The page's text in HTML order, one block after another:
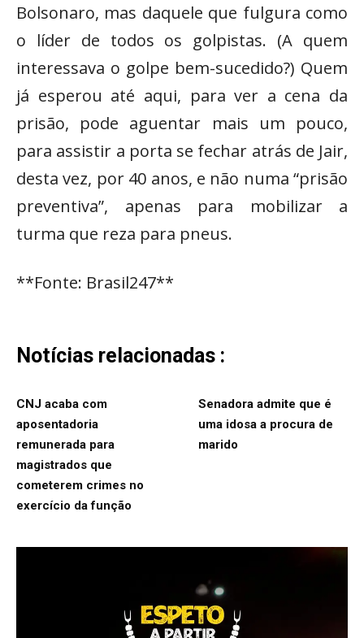
Bolsonaro, mas daquele que fulgura como
o líder de todos os golpistas. (A quem
interessava o golpe bem-sucedido?) Quem
já esperou até aqui, para ver a cena da
prisão, pode aguentar mais um pouco,
para assistir a porta se fechar atrás de Jair,
desta vez, por 40 anos, e não numa “prisão
preventiva”, apenas para mobilizar a
turma que reza para pneus.
**Fonte: Brasil247**
Notícias relacionadas :
CNJ acaba com
aposentadoria
remunerada para
magistrados que
cometerem crimes no
exercício da função
Senadora admite que é
uma idosa a procura de
marido